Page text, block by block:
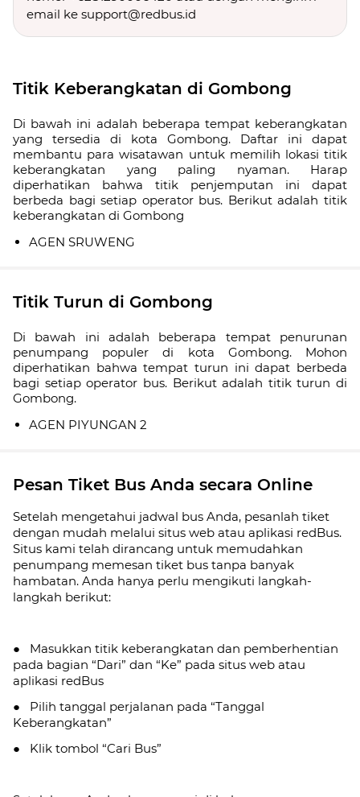
email ke support@redbus.id
Titik Keberangkatan di Gombong
Di bawah ini adalah beberapa tempat keberangkatan
yang tersedia di kota Gombong. Daftar ini dapat
membantu para wisatawan untuk memilih lokasi titik
keberangkatan yang paling nyaman. Harap
diperhatikan bahwa titik penjemputan ini dapat
berbeda bagi setiap operator bus. Berikut adalah titik
keberangkatan di Gombong
AGEN SRUWENG
Titik Turun di Gombong
Di bawah ini adalah beberapa tempat penurunan
penumpang populer di kota Gombong. Mohon
diperhatikan bahwa tempat turun ini dapat berbeda
bagi setiap operator bus. Berikut adalah titik turun di
Gombong.
AGEN PIYUNGAN 2
Pesan Tiket Bus Anda secara Online
Setelah mengetahui jadwal bus Anda, pesanlah tiket
dengan mudah melalui situs web atau aplikasi redBus.
Situs kami telah dirancang untuk memudahkan
penumpang memesan tiket bus tanpa banyak
hambatan. Anda hanya perlu mengikuti langkah-
langkah berikut:
● Masukkan titik keberangkatan dan pemberhentian
pada bagian “Dari” dan “Ke” pada situs web atau
aplikasi redBus
● Pilih tanggal perjalanan pada “Tanggal
Keberangkatan”
● Klik tombol “Cari Bus”